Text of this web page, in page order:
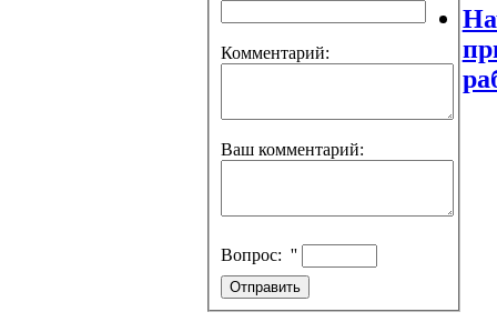
Комментарий:
Ваш комментарий:
Вопрос: ''